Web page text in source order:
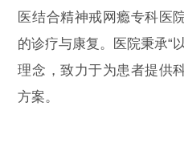
医结合精神戒网瘾专科医
的诊疗与康复。医院秉承“
理念，致力于为患者提供
方案。